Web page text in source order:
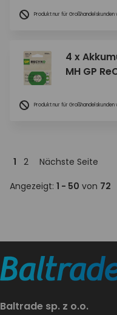
Produkt nur für Großhandelskunden
4 x
MH GP
Produkt nur für Großhandelskunden
Angezeigt: 1 - 50 von 72
1 2 Nächste Seite
Baltrade sp. z o.o.